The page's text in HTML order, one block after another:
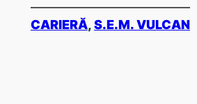
CARIERĂ, S.E.M. VULCAN